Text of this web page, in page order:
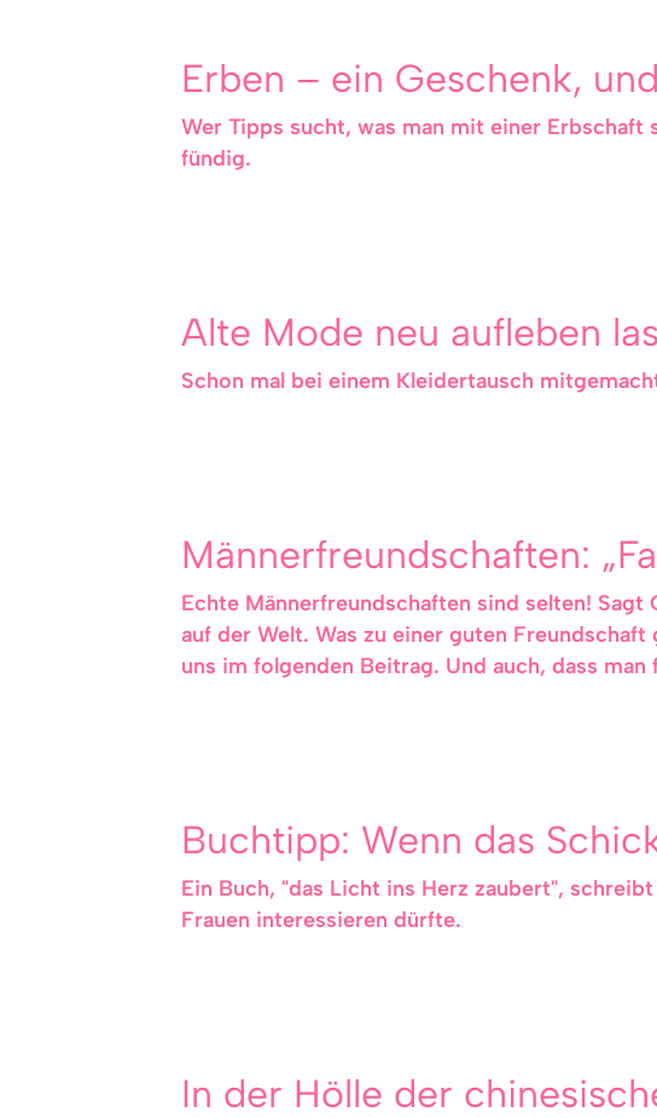
Erben – ein Geschenk,
Wer Tipps sucht, was man mit einer
fündig.
Alte Mode neu aufleben
Schon mal bei einem Kleidertausch
Männerfreundschaften:
Echte Männerfreundschaften sind selten!
auf der Welt. Was zu einer guten
uns im folgenden Beitrag. Und auch, dass
Buchtipp: Wenn das
Ein Buch, "das Licht ins Herz zaubert",
Frauen interessieren dürfte.
In der Hölle der